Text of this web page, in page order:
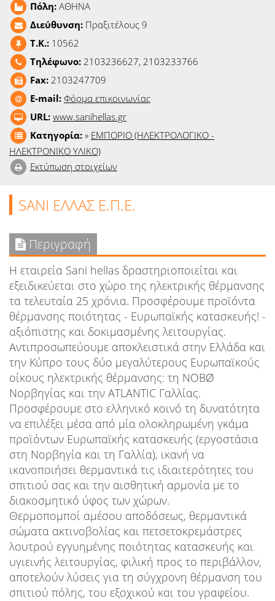
Ειδήσεις
Παιχνίδια
Ραδιόφωνο
Ταινίες
Πόλη: ΑΘΗΝΑ
Διεύθυνση: Πραξιτέλους 9
T.K.: 10562
Τηλέφωνο: 2103236627, 2103233766
Fax: 2103247709
E-mail: Φόρμα επικοινωνίας
URL: www.sanihellas.gr
Κατηγορία: » ΕΜΠΟΡΙΟ (ΗΛΕΚΤΡΟΛΟΓΙΚΟ -
ΗΛΕΚΤΡΟΝΙΚΟ ΥΛΙΚΟ)
Εκτύπωση στοιχείων
SANI ΕΛΛΑΣ Ε.Π.Ε.
Περιγραφή
Η εταιρεία Sani hellas δραστηριοποιείται και
εξειδικεύεται στο χώρο της ηλεκτρικής θέρμανσης
τα τελευταία 25 χρόνια. Προσφέρουμε προϊόντα
θέρμανσης ποιότητας - Ευρωπαϊκής κατασκευής! -
αξιόπιστης και δοκιμασμένης λειτουργίας.
Αντιπροσωπεύουμε αποκλειστικά στην Ελλάδα και
την Κύπρο τους δύο μεγαλύτερους Ευρωπαϊκούς
οίκους ηλεκτρικής θέρμανσης: τη NOBØ
Νορβηγίας και την ATLANTIC Γαλλίας.
Προσφέρουμε στο ελληνικό κοινό τη δυνατότητα
να επιλέξει μέσα από μία ολοκληρωμένη γκάμα
προϊόντων Ευρωπαϊκής κατασκευής (εργοστάσια
στη Νορβηγία και τη Γαλλία), ικανή να
ικανοποιήσει θερμαντικά τις ιδιαιτερότητες του
σπιτιού σας και την αισθητική αρμονία με το
διακοσμητικό ύφος των χώρων.
Θερμοπομποί αμέσου αποδόσεως, θερμαντικά
σώματα ακτινοβολίας και πετσετοκρεμάστρες
λουτρού εγγυημένης ποιότητας κατασκευής και
υγιεινής λειτουργίας, φιλική προς το περιβάλλον,
αποτελούν λύσεις για τη σύγχρονη θέρμανση του
σπιτιού πόλης, του εξοχικού και του γραφείου.